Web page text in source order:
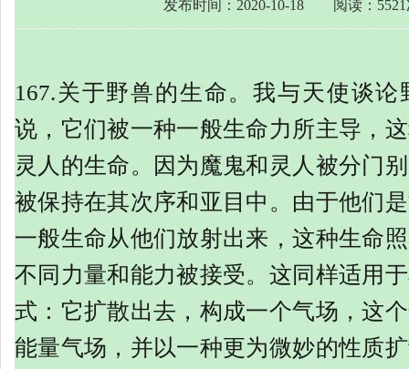
发布时间：2020-10-18 阅读：5521
167.关于野兽的生命。我与天使谈
说，它们被一种一般生命力所主导，
灵人的生命。因为魔鬼和灵人被分门
被保持在其次序和亚目中。由于他们
一般生命从他们放射出来，这种生命
不同力量和能力被接受。这同样适用
式：它扩散出去，构成一个气场，这
能量气场，并以一种更为微妙的性质